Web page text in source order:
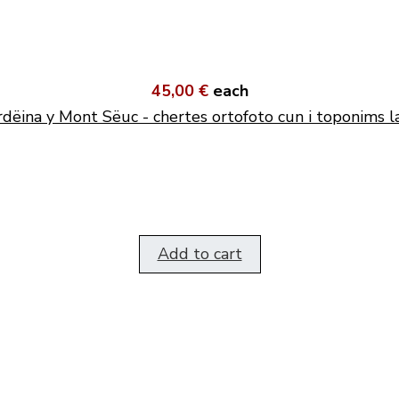
45,00 € each
y Mont Sëuc - chertes ortofoto cun i toponims
Add to cart